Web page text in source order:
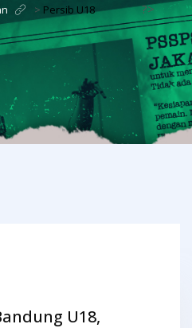
> Persib U18 ?>
U18,